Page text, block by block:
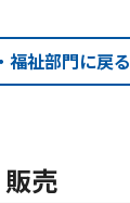
福祉部門に戻る
売